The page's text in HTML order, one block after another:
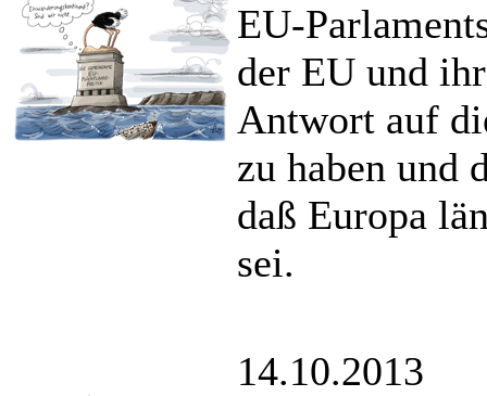
EU-
der EU und
Antwort auf
zu haben und
daß Europa
sei.
14.10.2013